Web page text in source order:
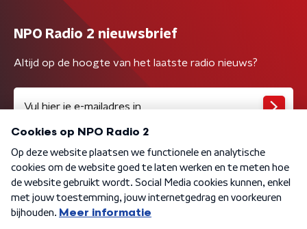
NPO Radio 2 nieuwsbrief
Altijd op de hoogte van het laatste radio nieuws?
Algemene voorwaarden